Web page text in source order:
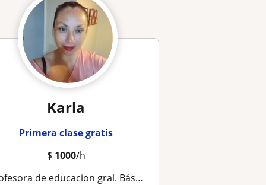
Karla
Primera clase gratis
$ 1000/h
gral. Básica con mas de 18 años de experiencias en lenguaje y comunicación de 5to a 8vo básico, ademas soy coach en educación emocional y desarrollo integral, lo cual me permite establecer un ambiente de confianza y tranquilidad par